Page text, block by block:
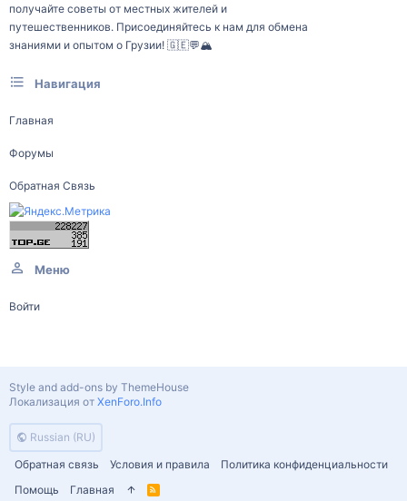
получайте советы от местных жителей и
путешественников. Присоединяйтесь к нам для обмена
знаниями и опытом о Грузии! 🇬🇪💬🏔️
Навигация
Главная
Форумы
Обратная Связь
Меню
Войти
Russian (RU)
Обратная связь
Условия и правила
Политика конфиденциальности
Помощь
Главная
R
Style and add-ons by ThemeHouse
Локализация от XenForo.Info